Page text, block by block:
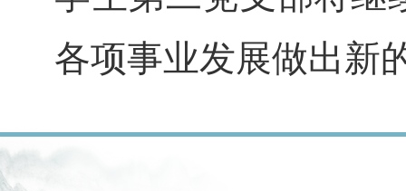
各项事业发展做出新